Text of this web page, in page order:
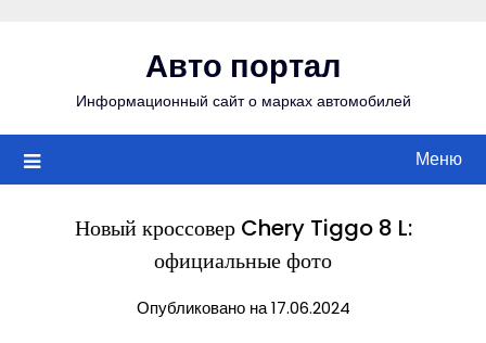
Авто портал
Информационный сайт о марках автомобилей
Меню
Новый кроссовер Chery Tiggo 8 L:
официальные фото
Опубликовано на 17.06.2024